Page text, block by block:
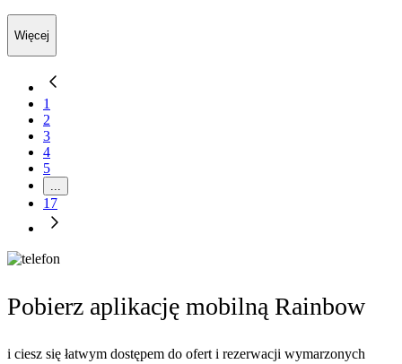
Więcej
1
2
3
4
5
...
17
Pobierz aplikację mobilną Rainbow
i ciesz się łatwym dostępem do ofert i rezerwacji wymarzonych